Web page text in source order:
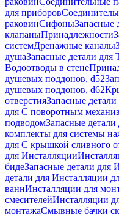
для приборов
раковинСифоныЗапасные
клапаныПринадлежности
системДренажные каналы
душаЗапасные детали для
Водоотводы в стене
душевых поддонов, d52
душевых поддонов, d62
отверстияЗапасные
для С поворотным
подводомЗапасные
комплекты для системы
для С крышкой сливного
для Инсталляции
бидеЗапасные детали для
детали для Инсталляции
ваннИнсталляции для
смесителейИнсталляции
монтажаСмывные бачки